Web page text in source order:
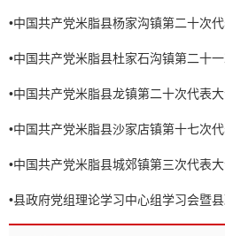
•中国共产党米脂县杨家沟镇第二十次
•中国共产党米脂县杜家石沟镇第二十
•中国共产党米脂县龙镇第二十次代表
•中国共产党米脂县沙家店镇第十七次
•中国共产党米脂县城郊镇第三次代表
•县政府党组理论学习中心组学习会暨
召开